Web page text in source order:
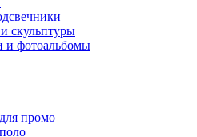
скульптуры
и фотоальбомы
промо